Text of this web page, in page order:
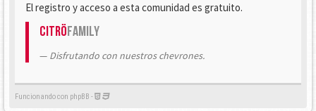
El registro y acceso a esta comunidad es gratuito.
CitröFamily
Disfrutando con nuestros chevrones.
Funcionando con phpBB -